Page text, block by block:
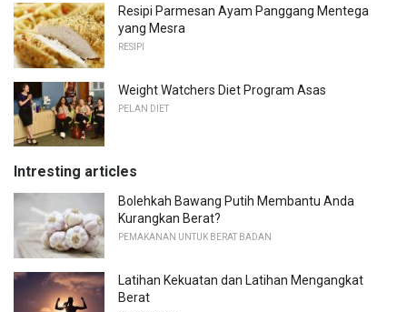
Resipi Parmesan Ayam Panggang Mentega
yang Mesra
RESIPI
Weight Watchers Diet Program Asas
PELAN DIET
Intresting articles
Bolehkah Bawang Putih Membantu Anda
Kurangkan Berat?
PEMAKANAN UNTUK BERAT BADAN
Latihan Kekuatan dan Latihan Mengangkat
Berat